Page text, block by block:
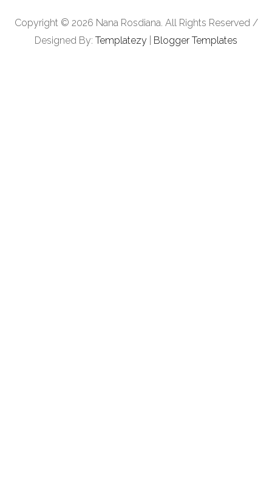
Copyright © 2026 Nana Rosdiana. All Rights Reserved /
Designed By: Templatezy Blogger Templates